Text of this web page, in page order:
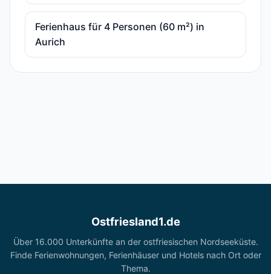
Ferienhaus für 4 Personen (60 m²) in
Aurich
Ostfriesland1.de
Über 16.000 Unterkünfte an der ostfriesischen Nordseeküste.
Finde Ferienwohnungen, Ferienhäuser und Hotels nach Ort oder
Thema.